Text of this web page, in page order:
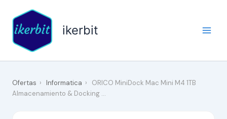
contenido
ikerbit
Ofertas › Informatica ›
ORICO MiniDock Mac Mini M4 1TB
Almacenamiento & Docking …